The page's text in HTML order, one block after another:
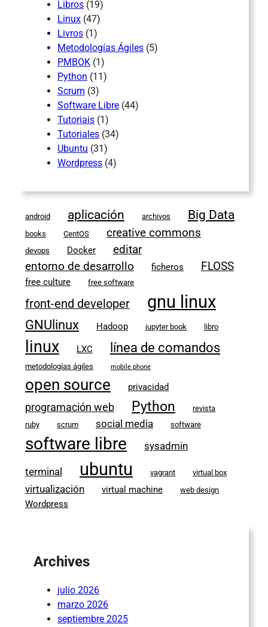
Libros (19)
Linux (47)
Livros (1)
Metodologías Ágiles (5)
PMBOK (1)
Python (11)
Scrum (3)
Software Libre (44)
Tutoriais (1)
Tutoriales (34)
Ubuntu (31)
Wordpress (4)
android aplicación archivos Big Data
books CentOS creative commons
devops Docker
editar
entorno de desarrollo
ficheros FLOSS
free culture free software
front-end developer gnu linux
GNUlinux Hadoop jupyter book libro
linux LXC línea de comandos
metodologías ágiles mobile phone
open source privacidad
programación web Python
revista
ruby
scrum social media software
software libre sysadmin
terminal ubuntu vagrant virtual box
virtualización virtual machine web design
Wordpress
Archives
julio 2026
marzo 2026
septiembre 2025